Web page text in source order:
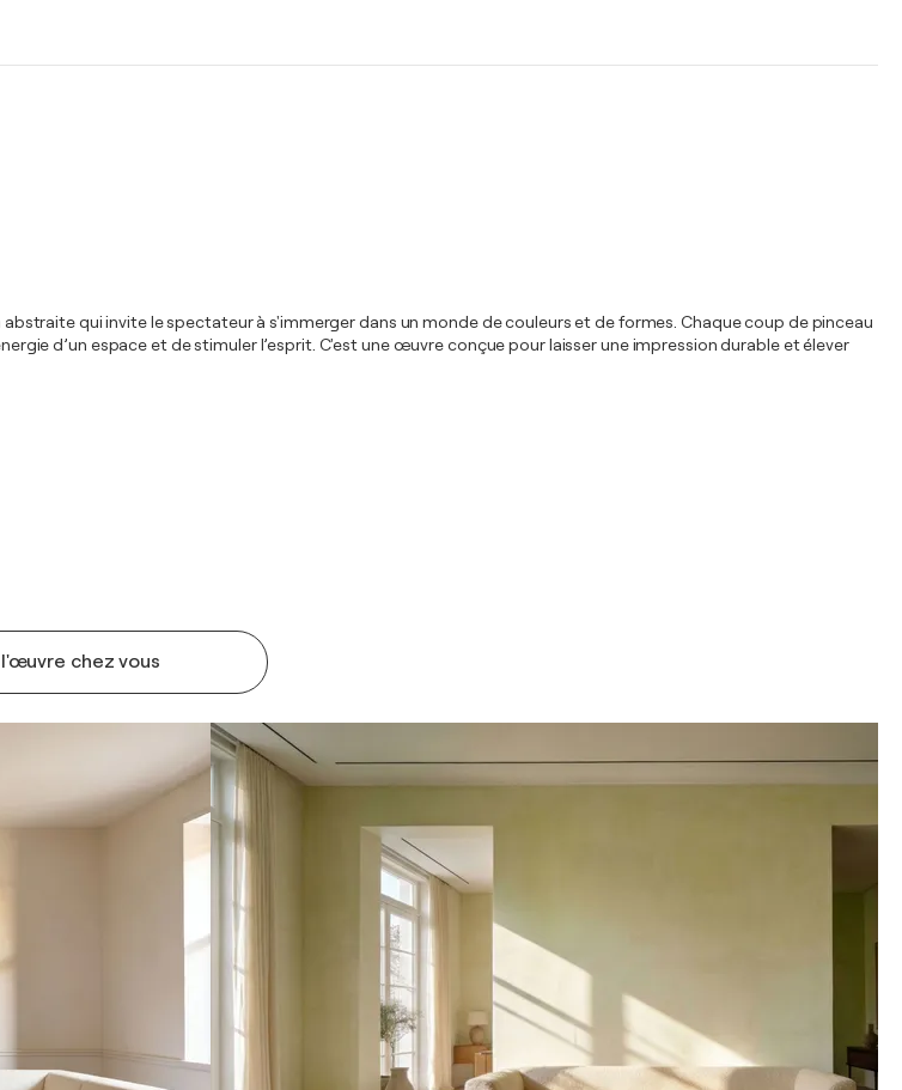
chez vous
qui invite le spectateur à s'immerger dans un monde de couleurs et de formes. Chaque coup de pinceau
d’un espace et de stimuler l’esprit. C'est une œuvre conçue pour laisser une impression durable et élever